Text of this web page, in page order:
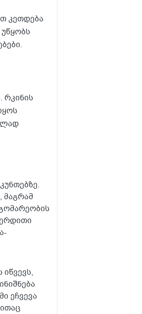
კეთდება
რკინის
მაგრამ
ეჩვევა